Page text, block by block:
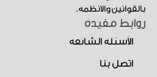
بالقوانين والأنظمة.
روابط مفيدة
الأسئلة الشائعة
اتصل بنا